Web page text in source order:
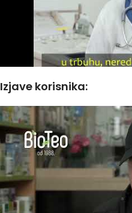
Izjave korisnika: